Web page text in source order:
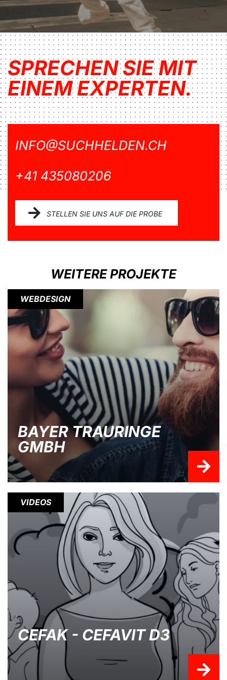
SPRECHEN SIE MIT
EINEM EXPERTEN.
INFO@SUCHHELDEN.CH
+41 435080206
STELLEN SIE UNS AUF DIE PROBE
WEITERE PROJEKTE
BAYER TRAURINGE
GMBH
WEBDESIGN
CEFAK - CEFAVIT D3
VIDEOS